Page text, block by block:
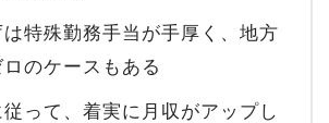
特殊勤務手当が手厚く、地方
のケースもある
って、着実に月収がアップし